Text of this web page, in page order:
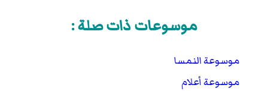
موسوعات ذات صلة :
موسوعة النمسا
موسوعة أعلام